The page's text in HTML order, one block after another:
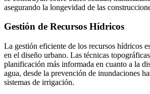
asegurando la longevidad de las
Gestión de Recursos Hídricos
La gestión eficiente de los recursos hídricos
en el diseño urbano. Las técnicas
planificación más informada en cuanto a la
agua, desde la prevención de inundaciones
sistemas de irrigación.